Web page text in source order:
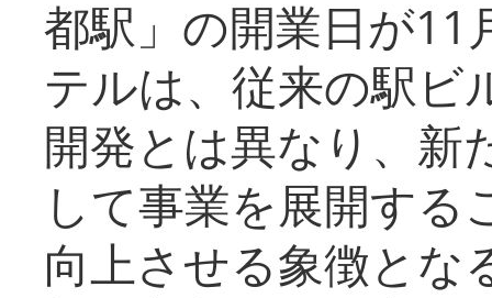
都駅」の開業日が11
テルは、従来の駅ビ
開発とは異なり、新
して事業を展開する
向上させる象徴とな